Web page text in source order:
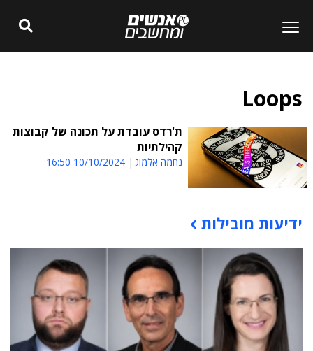
Loops
ת'רדס עובדת על תכונה של קבוצות
קהילתיות
נחמה אלמוג 10/10/2024 16:50
תוכן פרסומי
ידיעות מובילות